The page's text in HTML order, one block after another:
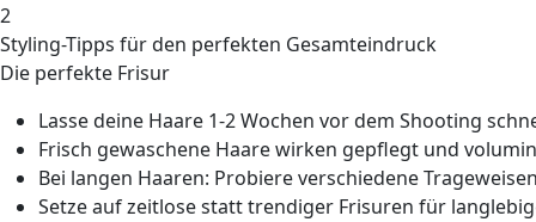
2
Styling-Tipps für den perfekten Gesamteindruck
Die perfekte Frisur
Lasse deine Haare 1-2 Wochen vor dem Shooting
Frisch gewaschene Haare wirken gepflegt und
Bei langen Haaren: Probiere verschiedene
Setze auf zeitlose statt trendiger Frisuren für